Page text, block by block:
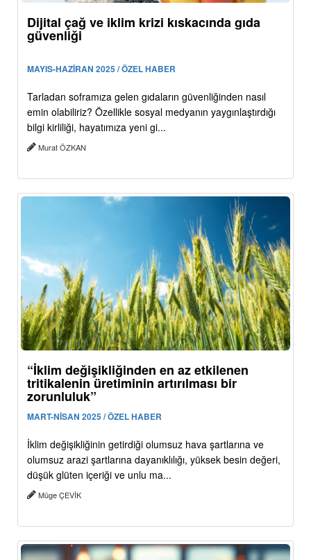
Dijital çağ ve iklim krizi kıskacında gıda
güvenliği
MAYIS-HAZİRAN 2025 / ÖZEL HABER
Tarladan soframıza gelen gıdaların güvenliğinden nasıl
emin olabiliriz? Özellikle sosyal medyanın yaygınlaştırdığı
bilgi kirliliği, hayatımıza yeni gi...
Murat ÖZKAN
“İklim değişikliğinden en az etkilenen
tritikalenin üretiminin artırılması bir
zorunluluk”
MART-NİSAN 2025 / ÖZEL HABER
İklim değişikliğinin getirdiği olumsuz hava şartlarına ve
olumsuz arazi şartlarına dayanıklılığı, yüksek besin değeri,
düşük glüten içeriği ve unlu ma...
Müge ÇEVİK